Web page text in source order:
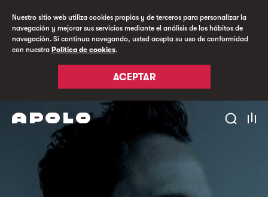
Nuestro sitio web utiliza cookies propias y de terceros para personalizar la
navegación y mejorar sus servicios mediante el análisis de los hábitos de
navegación. Si continua navegando, usted acepta su uso de conformidad
con nuestra Política de cookies.
ACEPTAR